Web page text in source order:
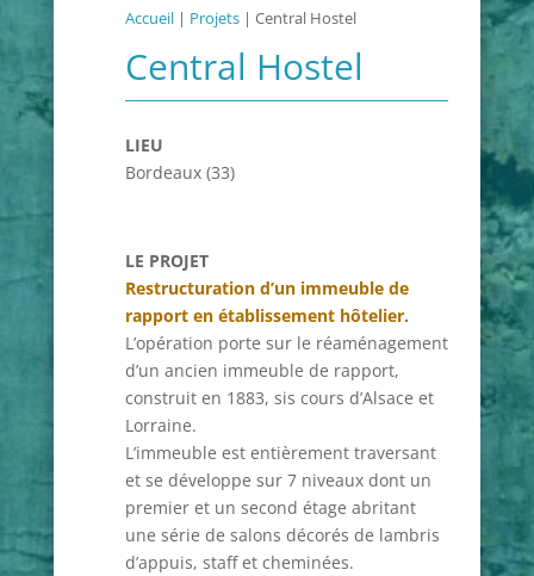
Accueil| Projets| Central Hostel
Central Hostel
LIEU
Bordeaux (33)
LE PROJET
Restructuration d’un immeuble de
rapport en établissement hôtelier.
L’opération porte sur le réaménagement
d’un ancien immeuble de rapport,
construit en 1883, sis cours d’Alsace et
Lorraine.
L’immeuble est entièrement traversant
et se développe sur 7 niveaux dont un
premier et un second étage abritant
une série de salons décorés de lambris
d’appuis, staff et cheminées.